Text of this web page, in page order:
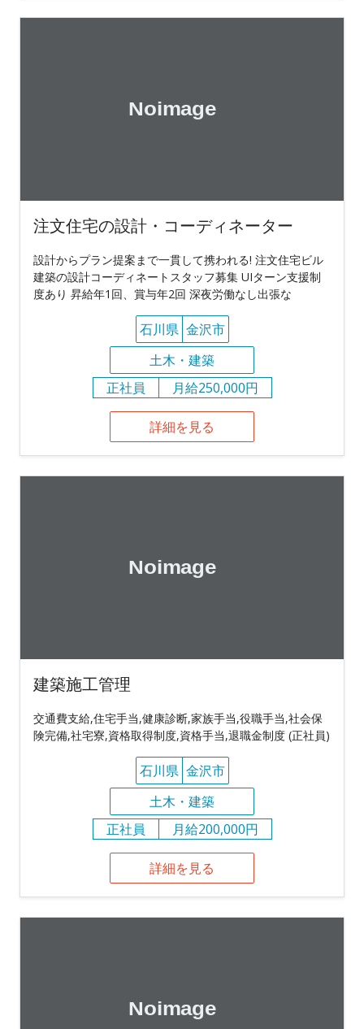
注文住宅の設計・コーディネーター
設計からプラン提案まで一貫して携われる! 注文住宅ビル
建築の設計コーディネートスタッフ募集 UIターン支援制
度あり 昇給年1回、賞与年2回 深夜労働なし出張な
石川県 金沢市
土木・建築
正社員
月給250,000円
詳細を見る
建築施工管理
交通費支給,住宅手当,健康診断,家族手当,役職手当,社会保
険完備,社宅寮,資格取得制度,資格手当,退職金制度 (正社員)
石川県 金沢市
土木・建築
正社員
月給200,000円
詳細を見る